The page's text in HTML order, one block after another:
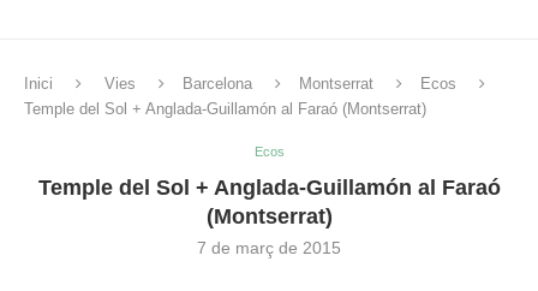
Inici Vies Barcelona Montserrat
Ecos
Temple del Sol + Anglada-Guillamón al Faraó (Montserrat)
Ecos
Temple del Sol + Anglada-Guillamón al Faraó
(Montserrat)
7 de març de 2015